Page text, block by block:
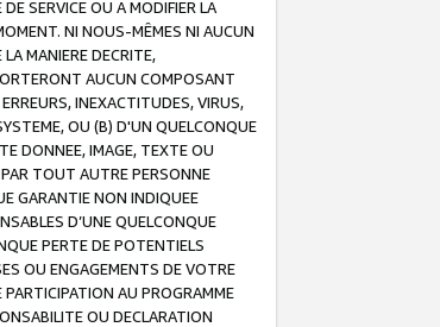
SERVICE OU A MODIFIER LA
NI NOUS-MÊMES NI AUCUN
MANIERE DECRITE,
AUCUN COMPOSANT
INEXACTITUDES, VIRUS,
OU (B) D'UN QUELCONQUE
DONNEE, IMAGE, TEXTE OU
TOUT AUTRE PERSONNE
GARANTIE NON INDIQUEE
D’UNE QUELCONQUE
PERTE DE POTENTIELS
OU ENGAGEMENTS DE VOTRE
AU PROGRAMME
OU DECLARATION